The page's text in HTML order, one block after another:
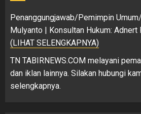
Penanggungjawab/Pemimpin
Mulyanto | Konsultan Hukum: Adnert
(LIHAT SELENGKAPNYA)
TN TABIRNEWS.COM melayani
dan iklan lainnya. Silakan hubungi
selengkapnya.